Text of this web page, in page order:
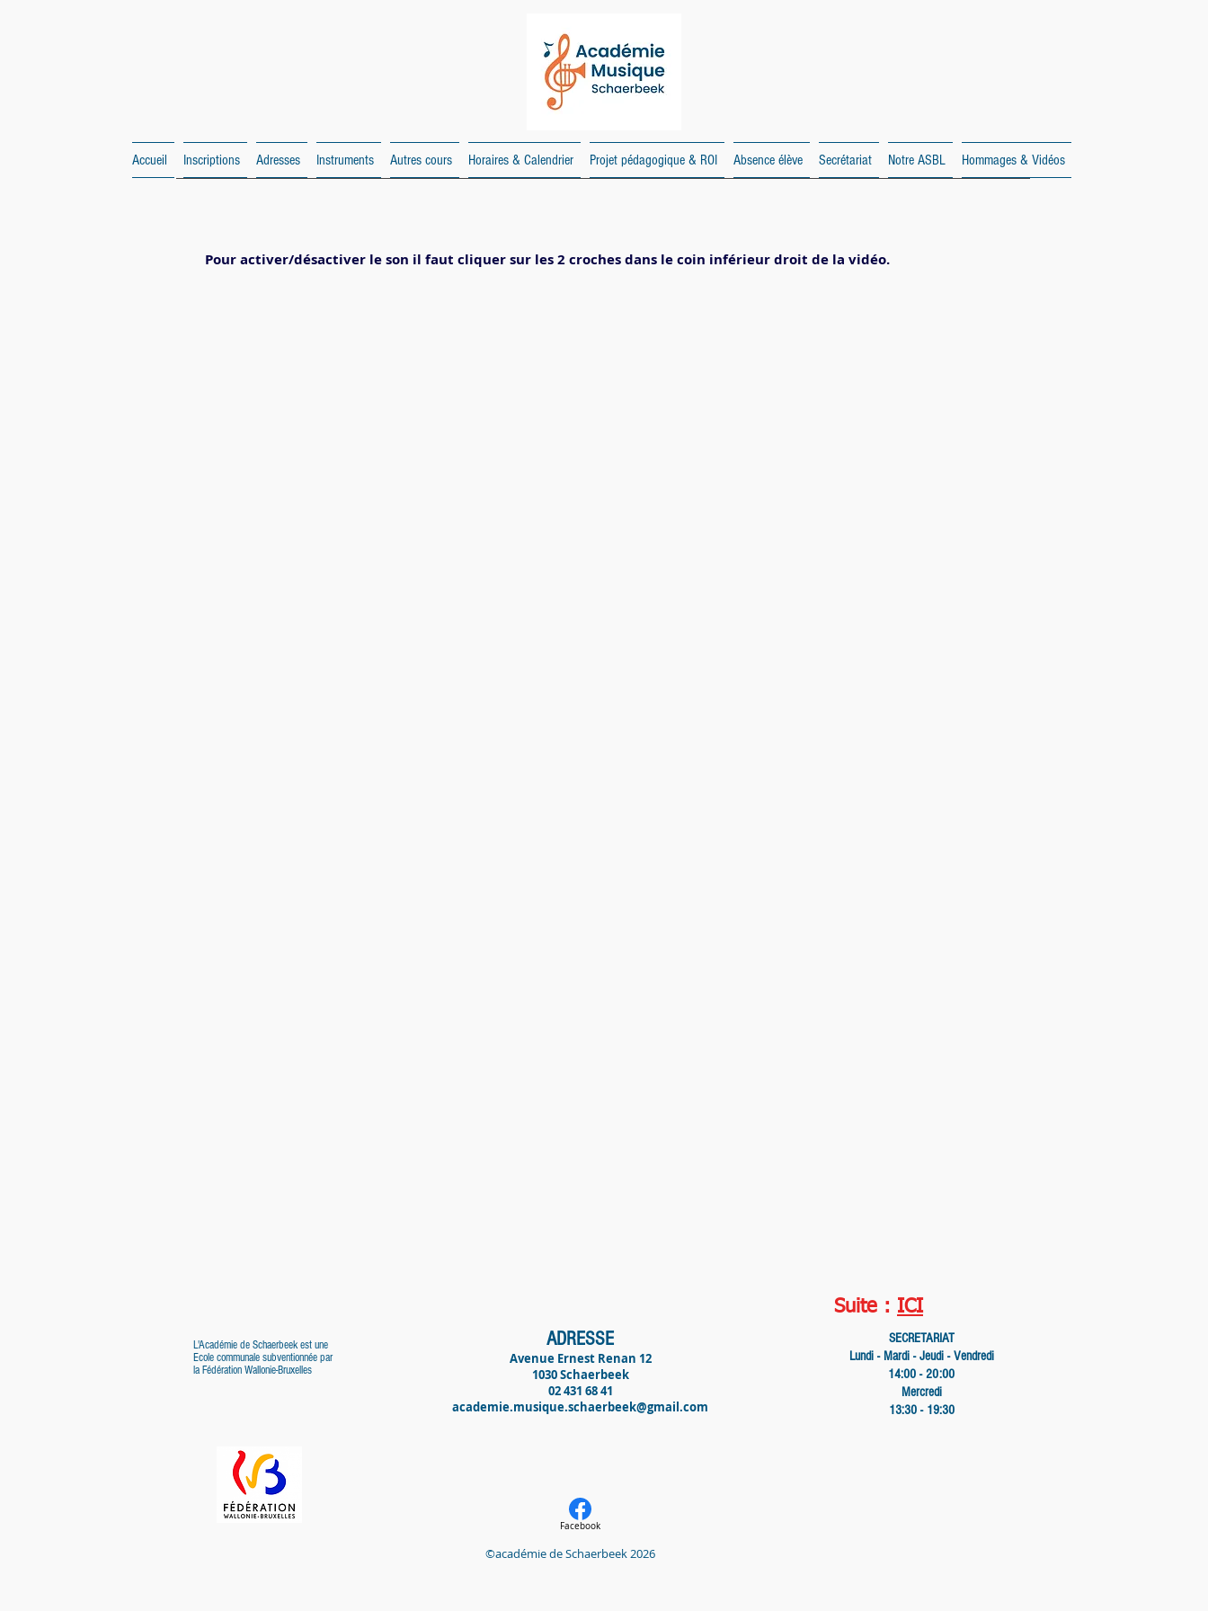
Accueil Inscriptions Adresses Instruments Autres cours Horaires & Calendrier Projet pédagogique & ROI Absence élève Secrétariat Notre ASBL Hommages & Vidéos
Pour activer/désactiver le son il faut cliquer sur les 2 croches dans le coin inférieur droit de la vidéo.
Suite : ICI
L'Académie de Schaerbeek est une
Ecole communale subventionnée par
la Fédération Wallonie-Bruxelles
ADRESSE
Avenue Ernest Renan 12
1030 Schaerbeek
02 431 68 41
academie.musique.schaerbeek@gmail.com
Facebook
SECRETARIAT
Lundi - Mardi - Jeudi - Vendredi
14:00 - 20:00
Mercredi
13:30 - 19:30
©académie de Schaerbeek 2026